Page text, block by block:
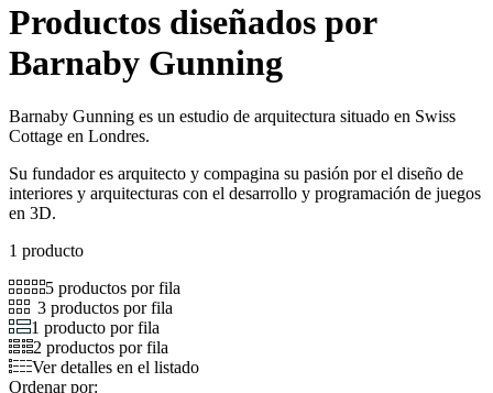
Productos diseñados por
Barnaby Gunning
Barnaby Gunning es un estudio de arquitectura situado en Swiss
Cottage en Londres.
Su fundador es arquitecto y compagina su pasión por el diseño de
interiores y arquitecturas con el desarrollo y programación de juegos
en 3D.
1 producto
5 productos por fila
3 productos por fila
1 producto por fila
2 productos por fila
Ver detalles en el listado
Ordenar por: